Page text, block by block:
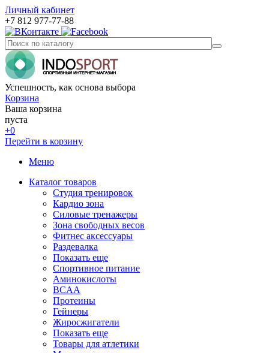
Личный кабинет
+7 812 977-77-88
Успешность, как основа выбора
Корзина
Ваша корзина
пуста
+0
Перейти в корзину
Меню
Каталог товаров
Студия тренировок
Кардио зона
Силовые тренажеры
Зона свободных весов
Фитнес аксессуары
Раздевалка
Показать еще
Спортивное питание
Аминокислоты
BCAA
Протеины
Гейнеры
Жиросжигатели
Показать еще
Товары для атлетики